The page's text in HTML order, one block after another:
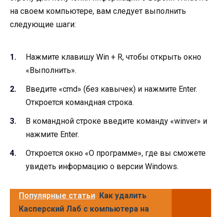
на своем компьютере, вам следует выполнить
следующие шаги:
Нажмите клавишу Win + R, чтобы открыть окно
«Выполнить».
Введите «cmd» (без кавычек) и нажмите Enter.
Откроется командная строка.
В командной строке введите команду «winver» и
нажмите Enter.
Откроется окно «О программе», где вы сможете
увидеть информацию о версии Windows.
Популярные статьи Как удалить
Касперский Лаб с компьютера на